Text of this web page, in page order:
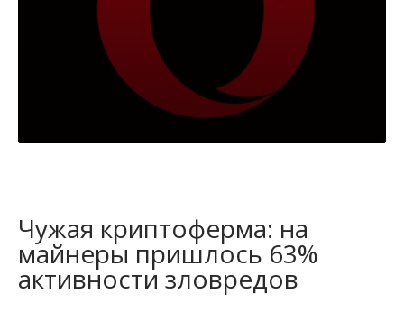
Чужая криптоферма: на
майнеры пришлось 63%
активности зловредов